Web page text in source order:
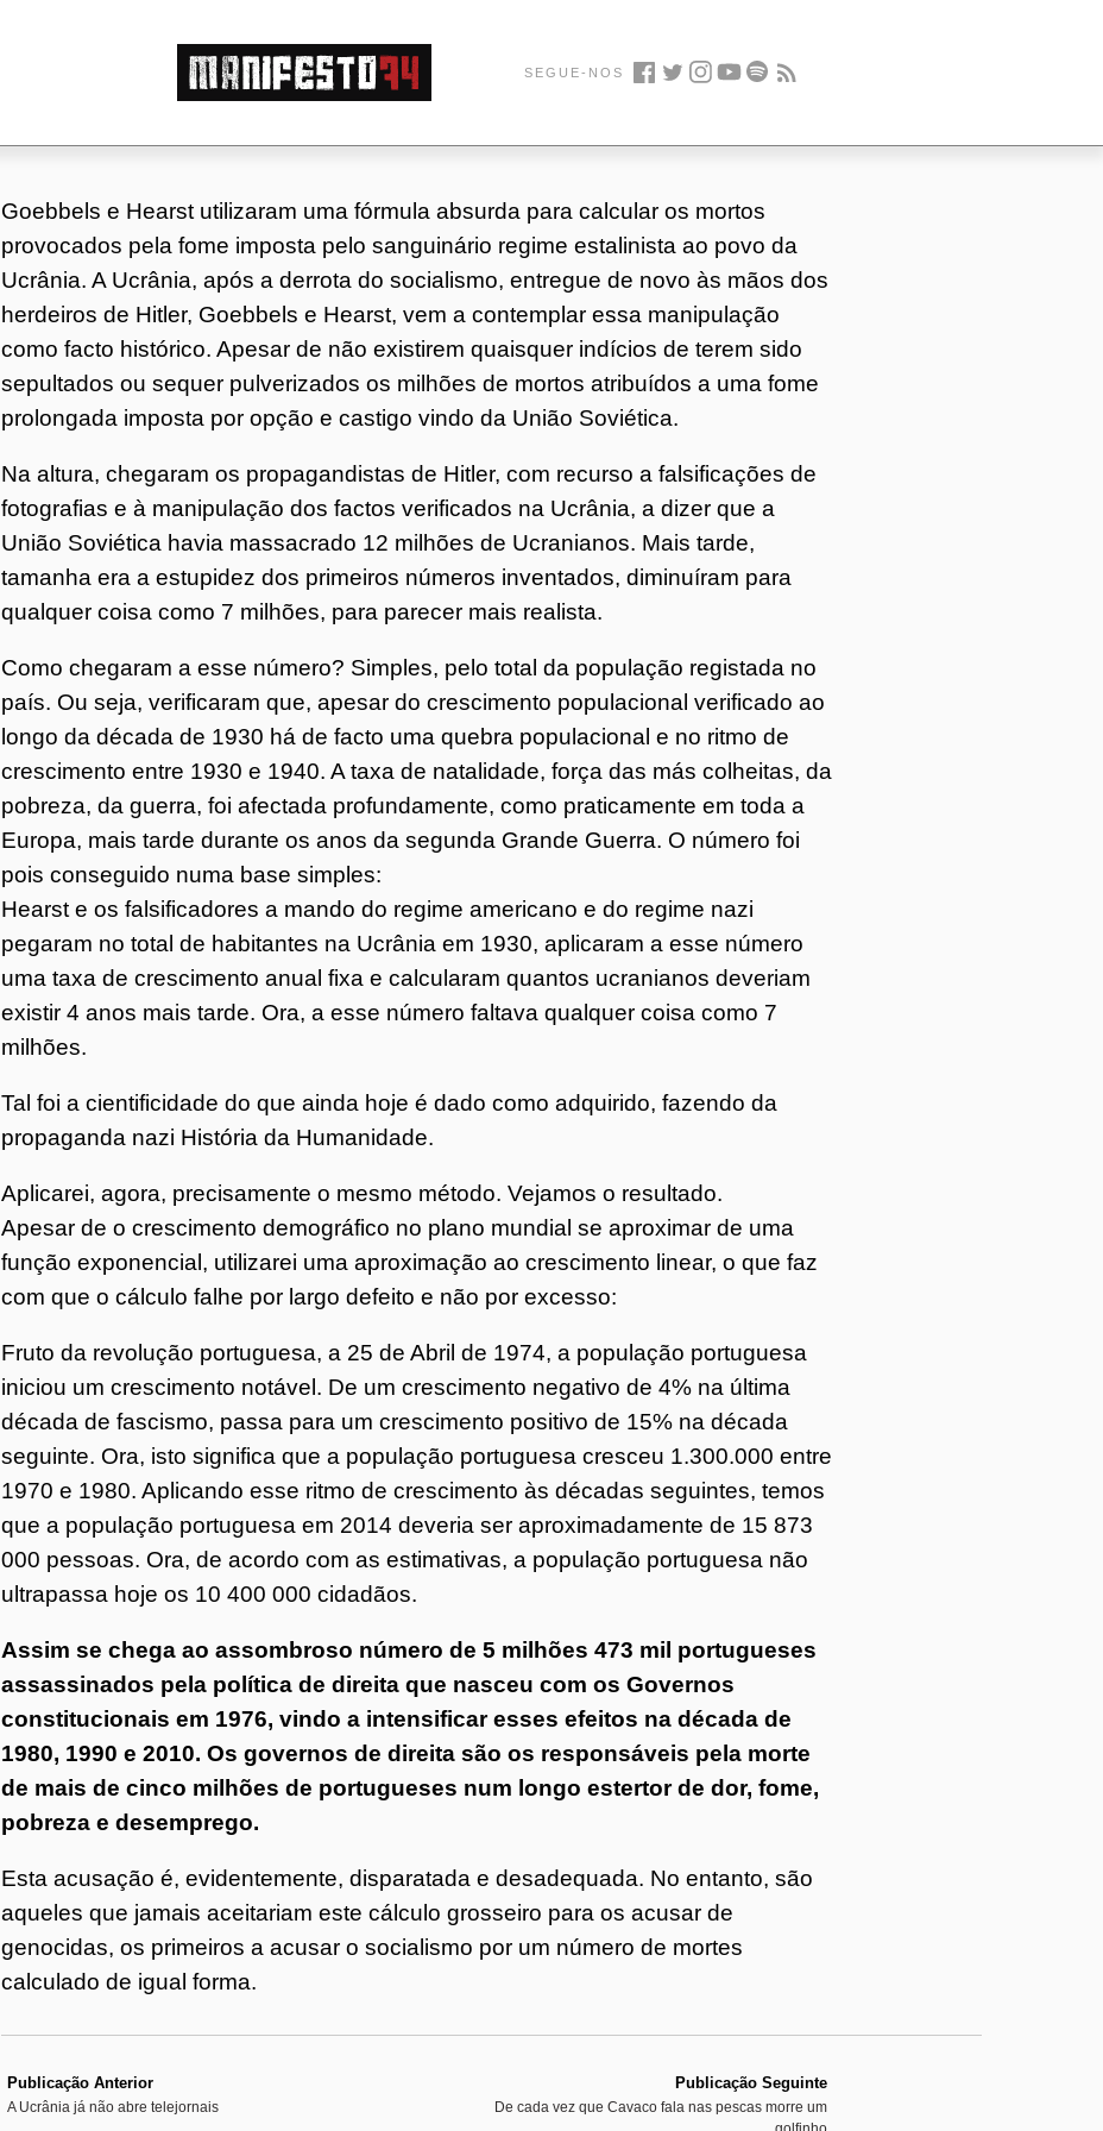
M
a
n
i
f
e
t
o
4
SEGUE-NOS Facebook
TwitterInstagram
Youtube
Spotify
Feed
Goebbels e Hearst utilizaram uma fórmula absurda para calcular os mortos
provocados pela fome imposta pelo sanguinário regime estalinista ao povo da
Ucrânia. A Ucrânia, após a derrota do socialismo, entregue de novo às mãos dos
herdeiros de Hitler, Goebbels e Hearst, vem a contemplar essa manipulação
como facto histórico. Apesar de não existirem quaisquer indícios de terem sido
sepultados ou sequer pulverizados os milhões de mortos atribuídos a uma fome
prolongada imposta por opção e castigo vindo da União Soviética.
Na altura, chegaram os propagandistas de Hitler, com recurso a falsificações de
fotografias e à manipulação dos factos verificados na Ucrânia, a dizer que a
União Soviética havia massacrado 12 milhões de Ucranianos. Mais tarde,
tamanha era a estupidez dos primeiros números inventados, diminuíram para
qualquer coisa como 7 milhões, para parecer mais realista.
Como chegaram a esse número? Simples, pelo total da população registada no
país. Ou seja, verificaram que, apesar do crescimento populacional verificado ao
longo da década de 1930 há de facto uma quebra populacional e no ritmo de
crescimento entre 1930 e 1940. A taxa de natalidade, força das más colheitas, da
pobreza, da guerra, foi afectada profundamente, como praticamente em toda a
Europa, mais tarde durante os anos da segunda Grande Guerra. O número foi
pois conseguido numa base simples:
Hearst e os falsificadores a mando do regime americano e do regime nazi
pegaram no total de habitantes na Ucrânia em 1930, aplicaram a esse número
uma taxa de crescimento anual fixa e calcularam quantos ucranianos deveriam
existir 4 anos mais tarde. Ora, a esse número faltava qualquer coisa como 7
milhões.
Tal foi a cientificidade do que ainda hoje é dado como adquirido, fazendo da
propaganda nazi História da Humanidade.
Aplicarei, agora, precisamente o mesmo método. Vejamos o resultado.
Apesar de o crescimento demográfico no plano mundial se aproximar de uma
função exponencial, utilizarei uma aproximação ao crescimento linear, o que faz
com que o cálculo falhe por largo defeito e não por excesso:
Fruto da revolução portuguesa, a 25 de Abril de 1974, a população portuguesa
iniciou um crescimento notável. De um crescimento negativo de 4% na última
década de fascismo, passa para um crescimento positivo de 15% na década
seguinte. Ora, isto significa que a população portuguesa cresceu 1.300.000 entre
1970 e 1980. Aplicando esse ritmo de crescimento às décadas seguintes, temos
que a população portuguesa em 2014 deveria ser aproximadamente de 15 873
000 pessoas. Ora, de acordo com as estimativas, a população portuguesa não
ultrapassa hoje os 10 400 000 cidadãos.
Assim se chega ao assombroso número de 5 milhões 473 mil portugueses
assassinados pela política de direita que nasceu com os Governos
constitucionais em 1976, vindo a intensificar esses efeitos na década de
1980, 1990 e 2010. Os governos de direita são os responsáveis pela morte
de mais de cinco milhões de portugueses num longo estertor de dor, fome,
pobreza e desemprego.
Esta acusação é, evidentemente, disparatada e desadequada. No entanto, são
aqueles que jamais aceitariam este cálculo grosseiro para os acusar de
genocidas, os primeiros a acusar o socialismo por um número de mortes
calculado de igual forma.
Publicação Anterior
A Ucrânia já não abre telejornais
Publicação Seguinte
De cada vez que Cavaco fala nas pescas morre um